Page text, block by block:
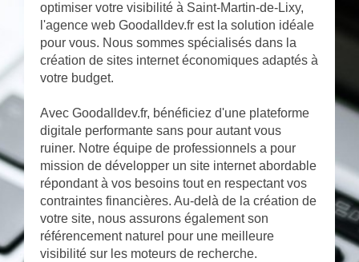
optimiser votre visibilité à Saint-Martin-de-Lixy,
l'agence web Goodalldev.fr est la solution idéale
pour vous. Nous sommes spécialisés dans la
création de sites internet économiques adaptés à
votre budget.
Avec Goodalldev.fr, bénéficiez d'une plateforme
digitale performante sans pour autant vous
ruiner. Notre équipe de professionnels a pour
mission de développer un site internet abordable
répondant à vos besoins tout en respectant vos
contraintes financières. Au-delà de la création de
votre site, nous assurons également son
référencement naturel pour une meilleure
visibilité sur les moteurs de recherche.